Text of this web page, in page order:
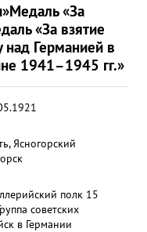
Медаль «За
«За взятие
Германией в
1941–1945 гг.»
Ясногорский
полк 15
советских
в Германии